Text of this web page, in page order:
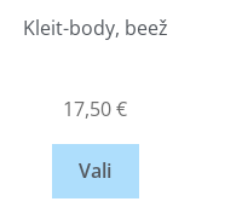
Kleit-body, beež
17,50€
Vali